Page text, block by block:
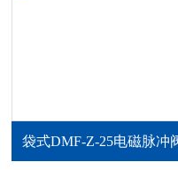
袋式DMF-Z-25电磁脉冲